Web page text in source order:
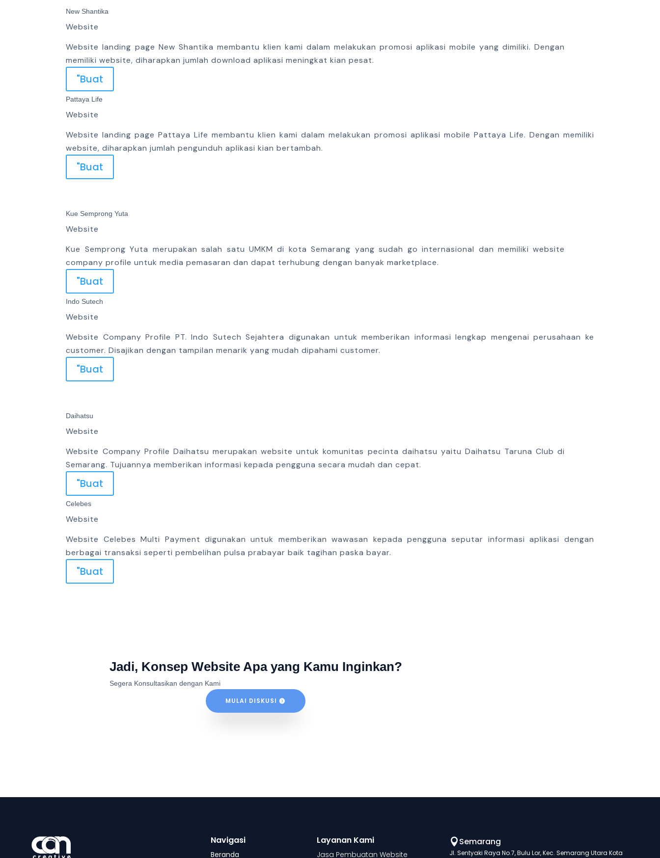
New Shantika
Website
Website landing page New Shantika membantu klien kami dalam melakukan promosi aplikasi mobile yang dimiliki. Dengan
memiliki website, diharapkan jumlah download aplikasi meningkat kian pesat.
"Buat
Pattaya Life
Website
Website landing page Pattaya Life membantu klien kami dalam melakukan promosi aplikasi mobile Pattaya Life. Dengan memiliki
website, diharapkan jumlah pengunduh aplikasi kian bertambah.
"Buat
Kue Semprong Yuta
Website
Kue Semprong Yuta merupakan salah satu UMKM di kota Semarang yang sudah go internasional dan memiliki website
company profile untuk media pemasaran dan dapat terhubung dengan banyak marketplace.
"Buat
Indo Sutech
Website
Website Company Profile PT. Indo Sutech Sejahtera digunakan untuk memberikan informasi lengkap mengenai perusahaan ke
customer. Disajikan dengan tampilan menarik yang mudah dipahami customer.
"Buat
Daihatsu
Website
Website Company Profile Daihatsu merupakan website untuk komunitas pecinta daihatsu yaitu Daihatsu Taruna Club di
Semarang. Tujuannya memberikan informasi kepada pengguna secara mudah dan cepat.
"Buat
Celebes
Website
Website Celebes Multi Payment digunakan untuk memberikan wawasan kepada pengguna seputar informasi aplikasi dengan
berbagai transaksi seperti pembelihan pulsa prabayar baik tagihan paska bayar.
"Buat
Jadi, Konsep Website Apa yang Kamu Inginkan?
Segera Konsultasikan dengan Kami
MULAI DISKUSI
Navigasi
Beranda
Layanan Kami
Jasa Pembuatan Website
 Semarang
Jl. Sentyaki Raya No.7, Bulu Lor, Kec. Semarang Utara Kota